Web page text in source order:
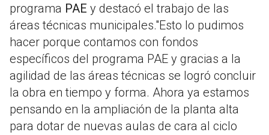
programa PAE y destacó el trabajo de las
áreas técnicas municipales."Esto lo pudimos
hacer porque contamos con fondos
específicos del programa PAE y gracias a la
agilidad de las áreas técnicas se logró concluir
la obra en tiempo y forma. Ahora ya estamos
pensando en la ampliación de la planta alta
para dotar de nuevas aulas de cara al ciclo